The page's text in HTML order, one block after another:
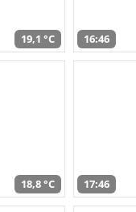
19,1 °C 16:46
18,8 °C 17:46